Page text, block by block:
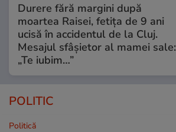
Durere fără margini după
moartea Raisei, fetița de 9 ani
ucisă în accidentul de la Cluj.
Mesajul sfâșietor al mamei sale:
„Te iubim…”
POLITIC
Politică